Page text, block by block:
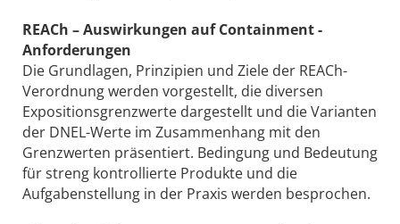
REACh – Auswirkungen auf Containment ­
Anforderungen
Die Grundlagen, Prinzipien und Ziele der REACh-
Verordnung werden vorgestellt, die diversen
Expositionsgrenzwerte dargestellt und die Varianten
der DNEL-Werte im Zusammenhang mit den
Grenzwerten präsentiert. Bedingung und Bedeutung
für streng kontrollierte Produkte und die
Aufgabenstellung in der Praxis werden besprochen.